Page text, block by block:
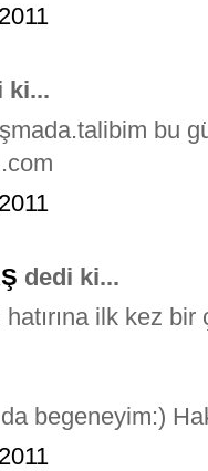
ki...
bu
dedi ki...
ilk kez
begeneyim:)